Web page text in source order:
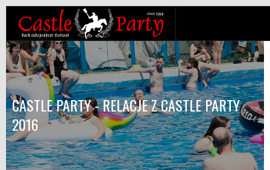
CASTLE PARTY - RELACJE Z CASTLE PARTY
2016